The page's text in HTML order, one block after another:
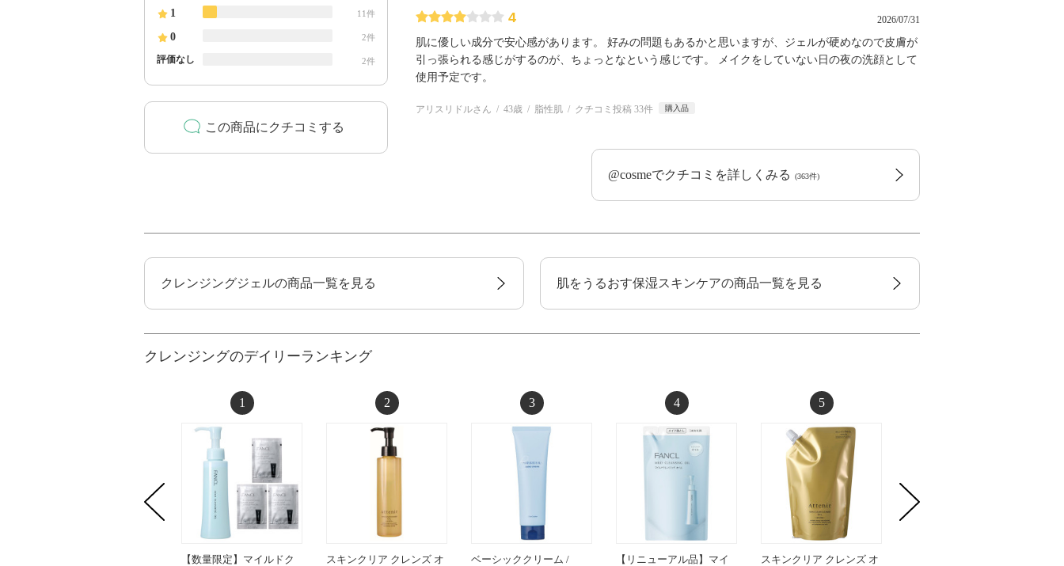
1 11件
0 2件
評価なし 2件
この商品にクチコミする
4 2026/07/31
肌に優しい成分で安心感があります。 好みの問題もあるかと思いますが、ジェルが硬めなので皮膚が
引っ張られる感じがするのが、ちょっとなという感じです。 メイクをしていない日の夜の洗顔として
使用予定です。
アリスリドルさん 43歳 脂性肌 クチコミ投稿 33件 購入品
@cosmeでクチコミを詳しくみる (363件)
クレンジングジェルの商品一覧を見る 肌をうるおす保湿スキンケアの商品一覧を見る
クレンジングのデイリーランキング
1
【数量限定】マイルドク
2
スキンクリア クレンズ オ
3
ベーシッククリーム /
4
【リニューアル品】マイ
5
スキンクリア クレンズ オ